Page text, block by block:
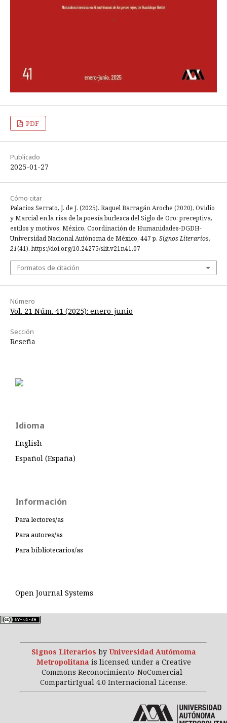
PDF
Publicado
2025-01-27
Cómo citar
Palacios Serrato, J. de J. (2025). Raquel Barragán Aroche (2020), Ovidio
y Marcial en la risa de la poesía burlesca del Siglo de Oro: preceptiva,
estilos y motivos, México, Coordinación de Humanidades-DGDH-
Universidad Nacional Autónoma de México, 447 p. Signos Literarios,
21(41). https://doi.org/10.24275/slit.v21n41.07
Formatos de citación
Número
Vol. 21 Núm. 41 (2025): enero-junio
Sección
Reseña
Idioma
English
Español (España)
Información
Para lectores/as
Para autores/as
Para bibliotecarios/as
Open Journal Systems
Signos Literarios by Universidad Autómoma
Metropolitana is licensed under a Creative
Commons Reconocimiento-NoComercial-
CompartirIgual 4.0 Internacional License.